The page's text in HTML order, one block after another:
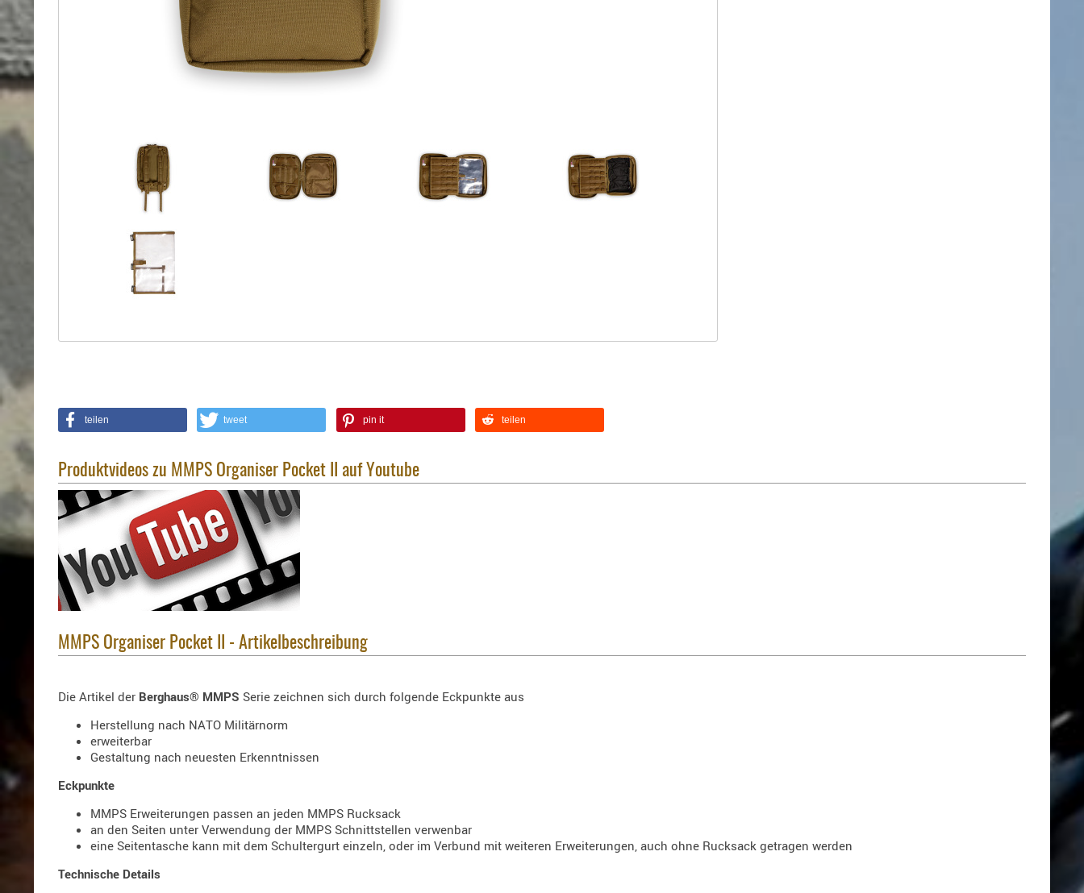
teilen tweet pin it teilen
Produktvideos zu MMPS Organiser Pocket II auf Youtube
MMPS Organiser Pocket II - Artikelbeschreibung
Die Artikel der Berghaus® MMPS Serie zeichnen sich durch folgende Eckpunkte aus
Herstellung nach NATO Militärnorm
erweiterbar
Gestaltung nach neuesten Erkenntnissen
Eckpunkte
MMPS Erweiterungen passen an jeden MMPS Rucksack
an den Seiten unter Verwendung der MMPS Schnittstellen verwenbar
eine Seitentasche kann mit dem Schultergurt einzeln, oder im Verbund mit weiteren Erweiterungen, auch ohne Rucksack getragen werden
Technische Details